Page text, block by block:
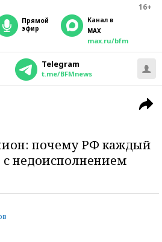
16+
прямой
эфир
Канал в
MAX
max.ru/bfm
Telegram
t.me/BFMnews
почему РФ каждый
с недоисполнением